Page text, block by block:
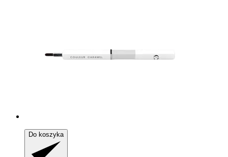
Do koszyka